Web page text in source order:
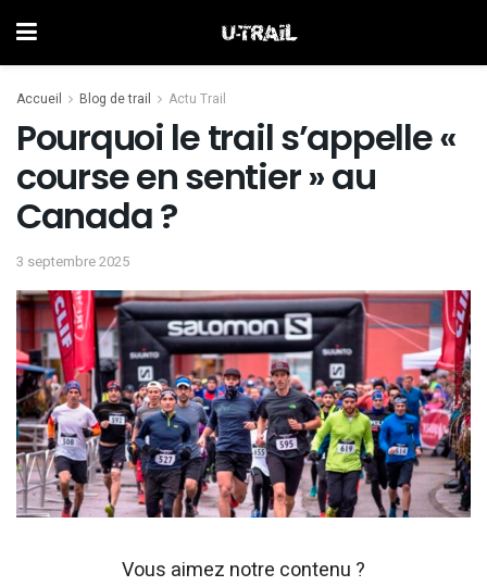
Accueil Blog de trail Actu Trail
Pourquoi le trail s’appelle «
course en sentier » au
Canada ?
3 septembre 2025
Vous aimez notre contenu ?